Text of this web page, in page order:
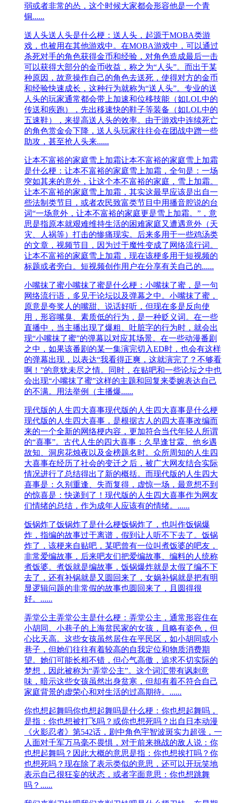
弱或者非常的怂，这个时候大家都会形容他是一个青
铜......
送人头送人头是什么梗：送人头，起源于MOBA类游
戏，也被用在其他游戏中。在MOBA游戏中，可以通过
杀死对手的角色获得金币和经验，对角色造成最后一击
可以获得大部分的金币收益，称之为“人头”。而出于某
种原因，故意操作自己的角色去送死，使得对方的金币
和经验快速成长，这种行为就称为“送人头”。专业的送
人头的玩家通常都会带上加速和位移技能（如LOL中的
传送和疾跑），先出移速快的鞋子等装备（如LOL中的
五速鞋），来提高送人头的效率。由于游戏中连续死亡
的角色赏金会下降，送人头玩家往往会在团战中蹭一些
助攻，甚至抢人头来......
让本不富裕的家庭雪上加霜让本不富裕的家庭雪上加霜
是什么梗：让本不富裕的家庭雪上加霜，全句是：一场
突如其来的意外，让这个本不富裕的家庭，雪上加霜。
让本不富裕的家庭雪上加霜，其实这最早应该是出自一
些法制类节目，或者农民致富类节目中用播音腔说的台
词“一场意外，让本不富裕的家庭更是雪上加霜。”，意
思是指原本就艰难维持生活的困难家庭又遭遇意外（天
灾、人祸等）打击的惨痛现实。后来多用于一些鸡汤类
的文章，视频节目，因为过于魔性变成了网络流行词。
让本不富裕的家庭雪上加霜，现在该梗多用于短视频的
标题或者旁白。短视频创作用户在分享有关自己的......
小嘴抹了蜜小嘴抹了蜜是什么梗：小嘴抹了蜜，是一句
网络流行语，多见于论坛以及弹幕之中。小嘴抹了蜜，
原意是夸奖人的嘴甜、说话好听，但现在多是反向使
用，形容嘴臭、素质低的行为，是一种贬义词。在一些
直播中，当主播出现了爆粗、吐脏字的行为时，就会出
现“小嘴抹了蜜”的弹幕以对应其场景。在一些动漫番剧
之中，如果该番剧的某一集演完切入ED时，也会有这样
的弹幕出现，以表达“我看得正爽，这就演完了？不够看
啊！”的意犹未尽之情。同时，在贴吧和一些论坛之中也
会出现“小嘴抹了蜜”这样的主题和回复来委婉表达自己
的不满。用法举例（主播爆......
现代版的人生四大喜事现代版的人生四大喜事是什么梗
现代版的人生四大喜事，是根据古人的四大喜事改编而
来的一个全新的网络梗内容，更加符合当代年轻人所谓
的“喜事”。古代人生的四大喜事：久旱逢甘霖、他乡遇
故知、洞房花烛夜以及金榜题名时。众所周知的人生四
大喜事在经历了社会的变迁之后，被广大网友结合实际
情况进行了总结得出了新的概括。而现代版的人生四大
喜事是：久别重逢、失而复得，虚惊一场，最意想不到
的惊喜是：快递到了！现代版的人生四大喜事作为网友
们情绪的总结，作为成年人应该有的情绪。......
饭锅炸了饭锅炸了是什么梗饭锅炸了，也叫作饭锅爆
炸，指编的故事过于离谱，假到让人听不下去了。饭锅
炸了，该梗来自贴吧，某吧曾有一位叫煮饭婆的吧友，
非常爱编故事，后来吧友们把爱编故事、编料的人统称
煮饭婆。煮饭就是编故事，饭锅爆炸就是太假了编不下
去了，还有补锅就是又圆回来了，女娲补锅就是把有明
显逻辑问题的非常假的故事也圆回来了，且圆得很
好。......
弄堂公主弄堂公主是什么梗：弄堂公主，通常形容住在
小胡同、小巷子的上海贫民家的女孩，且略有姿色，但
心比天高。这些女孩虽然居住在平民区，如小胡同或小
巷子，但她们往往有着较高的自我定位和物质消费期
望。她们可能长相不错，但心气高傲，追求不切实际的
梦想，因此被称为“弄堂公主”。这个词汇带有讽刺意
味，暗示这些女孩虽然出身贫寒，但却有着不符合自己
家庭背景的虚荣心和对生活的过高期待。......
你也想起舞吗你也想起舞吗是什么梗：你也想起舞吗，
是指：你也想被打飞吗？或你也想死吗？出自日本动漫
《火影忍者》第542话，剧中角色宇智波斑实力超强，一
人面对千军万马毫不畏惧，对于前来挑战的敌人说：你
也想起舞吗？因此大概的意思是指：你也想挨打吗？你
也想死吗？现在除了表示类似的意思，还可以开玩笑地
表示自己很狂妄的状态，或者字面意思：你也想跳舞
吗？......